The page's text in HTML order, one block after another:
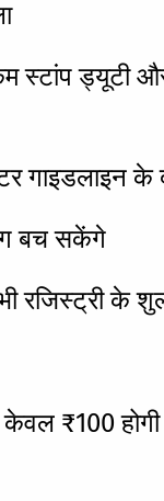
स्टांप ड्यूटी
गाइडलाइन के
बच सकेंगे
रजिस्ट्री के
₹100 होगी